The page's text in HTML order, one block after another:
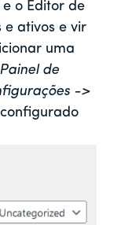
e o Editor de
e ativos e vir
uma
Painel de
->